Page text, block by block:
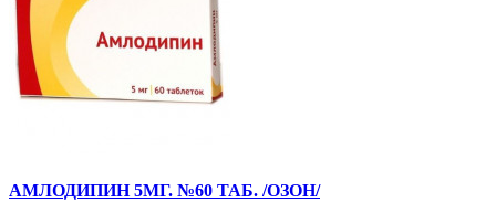
АМЛОДИПИН 5МГ. №60 ТАБ. /ОЗОН/